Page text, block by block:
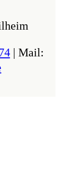
| Mail: